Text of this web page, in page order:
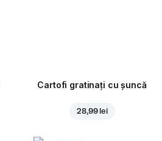
Cartofi gratinați cu șuncă
28,99 lei